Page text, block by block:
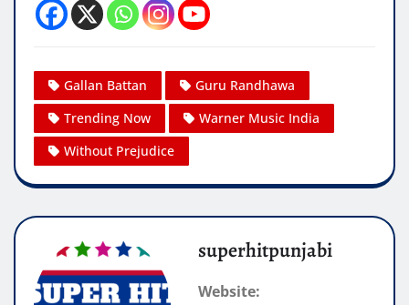
Gallan Battan
Guru Randhawa
Trending Now
Warner Music India
Without Prejudice
superhitpunjabi
Website: